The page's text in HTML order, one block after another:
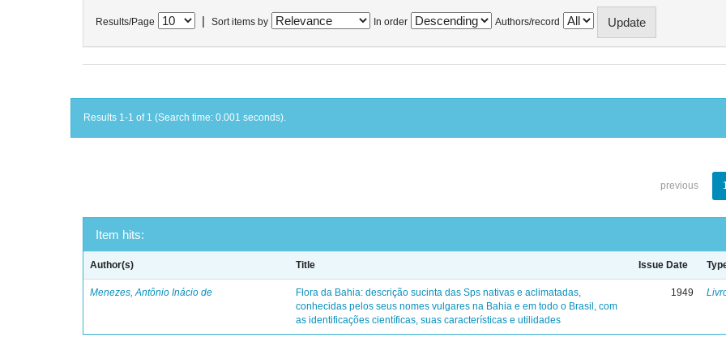
Results/Page Sort items by In order Authors/record
Results 1-1 of 1 (Search time: 0.001 seconds).
previous
Item hits:
Author(s) Title Issue Date
Menezes, Antônio Inácio de
Flora da Bahia: descrição sucinta das Sps nativas e aclimatadas,
conhecidas pelos seus nomes vulgares na Bahia e em todo o Brasil, com
as identificações científicas, suas características e utilidades
1949